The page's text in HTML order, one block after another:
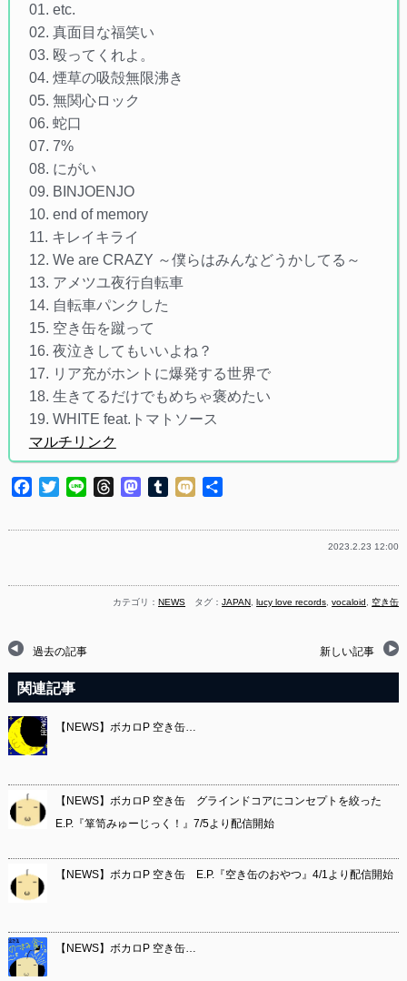
01. etc.
02. 真面目な福笑い
03. 殴ってくれよ。
04. 煙草の吸殻無限沸き
05. 無関心ロック
06. 蛇口
07. 7%
08. にがい
09. BINJOENJO
10. end of memory
11. キレイキライ
12. We are CRAZY ～僕らはみんなどうかしてる～
13. アメツユ夜行自転車
14. 自転車パンクした
15. 空き缶を蹴って
16. 夜泣きしてもいいよね？
17. リア充がホントに爆発する世界で
18. 生きてるだけでもめちゃ褒めたい
19. WHITE feat.トマトソース
マルチリンク
Facebook
TwitterLine ThreadsMastodon
Tumblr
Mixi
2023.2.23 12:00
カテゴリ： NEWS タグ：JAPAN, lucy love records,vocaloid , 空き缶
過去の記事 新しい記事
関連記事
【NEWS】ボカロP 空き缶…
【NEWS】ボカロP 空き缶 グラインドコアにコンセプトを絞った
E.P.『箪笥みゅーじっく！』7/5より配信開始
【NEWS】ボカロP 空き缶 E.P.『空き缶のおやつ』4/1より配信開始
【NEWS】ボカロP 空き缶…